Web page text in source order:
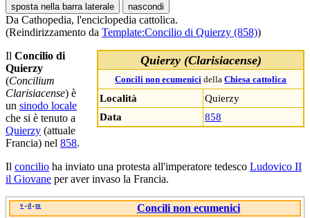
sposta nella barra laterale nascondi
Da Cathopedia, l'enciclopedia cattolica.
(Reindirizzamento da Template:Concilio di Quierzy (858))
Quierzy (Clarisiacense)
Concili non ecumenici della Chiesa cattolica
Località
Quierzy
Data
858
Il Concilio di
Quierzy
(Concilium
Clarisiacense) è
un sinodo locale
che si è tenuto a
Quierzy (attuale
Francia) nel 858.
Il concilio ha inviato una protesta all'imperatore tedesco Ludovico II
il Giovane per aver invaso la Francia.
v • d • m Concili non ecumenici